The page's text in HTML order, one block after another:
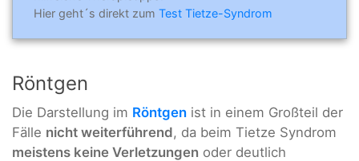
Hier geht´s direkt zum Test Tietze-Syndrom
Röntgen
Die Darstellung im Röntgen ist in einem Großteil der
Fälle nicht weiterführend, da beim Tietze Syndrom
meistens keine Verletzungen oder deutlich